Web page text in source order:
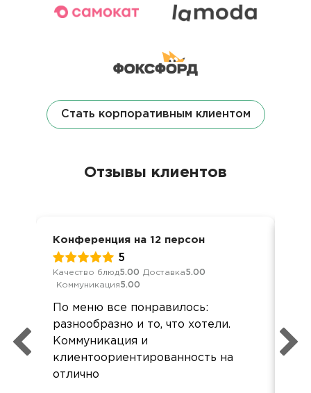
Стать корпоративным клиентом
Отзывы клиентов
Конференция на 12 персон
5
Качество блюд5.00 Доставка5.00
Коммуникация5.00
По меню все понравилось:
разнообразно и то, что хотели.
Коммуникация и
клиентоориентированность на
отлично